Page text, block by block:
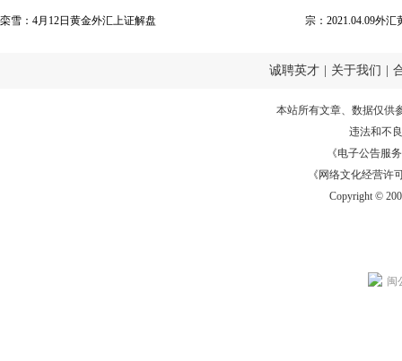
栾雪：4月12日黄金外汇上证解盘 数 行情走势回顾与
宗：2021.04.09外汇
诚聘英才 关于我们
本站所有文章、数据仅供
违法和不
《电子公告服务
《网络文化经营许
Copyright ©
闽